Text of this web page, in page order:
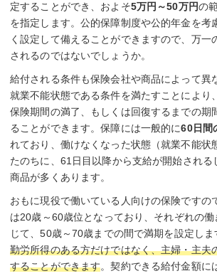
定することができ、およそ5万円～50万円の
を指定します。公的保障制度や公的年金を考
く設定して備えることができますので、万一
されるのではないでしょうか。
給付される条件も保険会社や商品によって異
就業不能状態である条件を満たすことにより
保険期間の満了、もしくは回復するまでの期
ることができます。保障には一般的に60日間
れており、働けなくなった状態（就業不能状
たのちに、61日目以降から支給が開始される
商品が多くあります。
おもに現役で働いている人向けの保険ですの
は20歳～60歳位となっており、それぞれの
じて、50歳～70歳までの間で満期を設定し
勤労所得のある方だけではなく、主婦・主夫
することができます。契約できる給付金額に